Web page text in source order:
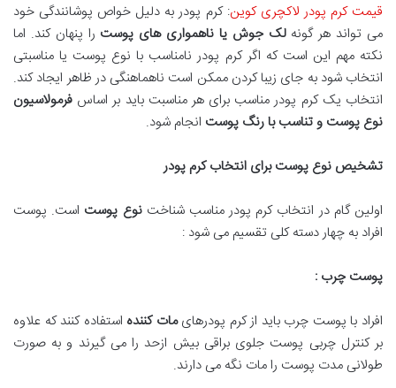
قیمت کرم پودر لاکچری کوین: کرم پودر به دلیل خواص پوشانندگی خود
می تواند هر گونهلک جوش یا ناهمواری های پوست را پنهان کند. اما
نکته مهم این است که اگر کرم پودر نامناسب با نوع پوست یا مناسبتی
انتخاب شود به جای زیبا کردن ممکن است ناهماهنگی در ظاهر ایجاد کند.
انتخاب یک کرم پودر مناسب برای هر مناسبت باید بر اساس فرمولاسیون
نوع پوست و تناسب با رنگ پوست انجام شود.
تشخیص نوع پوست برای انتخاب کرم پودر
اولین گام در انتخاب کرم پودر مناسب شناختنوع پوست است. پوست
افراد به چهار دسته کلی تقسیم می شود :
پوست چرب :
افراد با پوست چرب باید از کرم پودرهایمات کننده استفاده کنند که علاوه
بر کنترل چربی پوست جلوی براقی بیش ازحد را می گیرند و به صورت
طولانی مدت پوست را مات نگه می دارند.